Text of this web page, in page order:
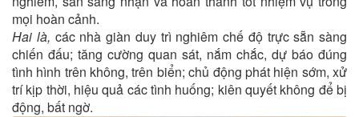
mọi hoàn cảnh.
Hai là, các nhà giàn duy trì nghiêm chế độ trực sẵn sàng
chiến đấu; tăng cường quan sát, nắm chắc, dự báo đúng
tình hình trên không, trên biển; chủ động phát hiện sớm, xử
trí kịp thời, hiệu quả các tình huống; kiên quyết không để bị
động, bất ngờ.